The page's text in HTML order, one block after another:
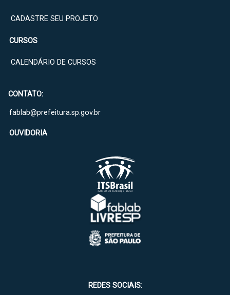
REDES SOCIAIS:
CADASTRE SEU PROJETO
CURSOS
CALENDÁRIO DE CURSOS
CONTATO:
fablab@prefeitura.sp.gov.br
OUVIDORIA